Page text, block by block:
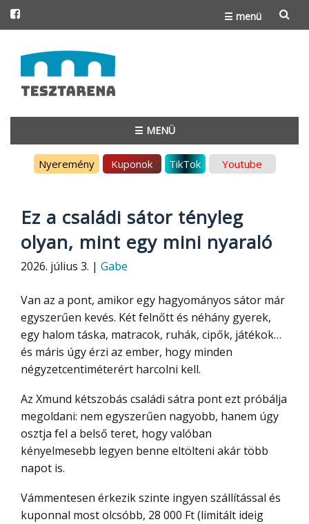
☰ menü
to
content
☰ MENÜ
Nyeremény Kuponok TikTok Youtube
Ez a családi sátor tényleg
olyan, mint egy mini nyaraló
2026. július 3. | Gabe
Van az a pont, amikor egy hagyományos sátor már
egyszerűen kevés. Két felnőtt és néhány gyerek,
egy halom táska, matracok, ruhák, cipők, játékok…
és máris úgy érzi az ember, hogy minden
négyzetcentiméterért harcolni kell.
Az Xmund kétszobás családi sátra pont ezt próbálja
megoldani: nem egyszerűen nagyobb, hanem úgy
osztja fel a belső teret, hogy valóban
kényelmesebb legyen benne eltölteni akár több
napot is.
Vámmentesen érkezik szinte ingyen szállítással és
kuponnal most olcsóbb, 28 000 Ft (limitált ideig